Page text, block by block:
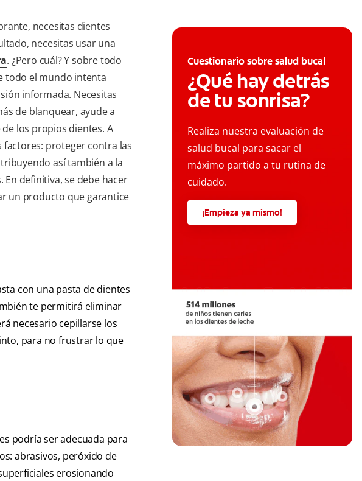
necesitas dientes
necesitas usar una
. ¿Pero cuál? Y sobre todo
todo el mundo intenta
informada. Necesitas
de blanquear, ayude a
los propios dientes. A
proteger contra las
así también a la
En definitiva, se debe hacer
un producto que garantice
con una pasta de dientes
te permitirá eliminar
necesario cepillarse los
para no frustrar lo que
podría ser adecuada para
abrasivos, peróxido de
erosionando
Cuestionario sobre salud bucal
¿Qué hay detrás
de tu sonrisa?
Realiza nuestra evaluación de
salud bucal para sacar el
máximo partido a tu rutina de
cuidado.
¡Empieza ya mismo!